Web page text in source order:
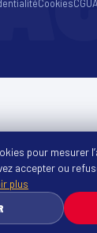
CookiesCGU
pour mesurer
accepter ou
plus